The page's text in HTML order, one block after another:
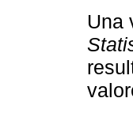
Una